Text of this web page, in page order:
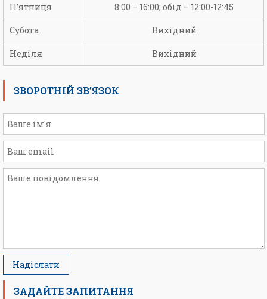
П’ятниця 8:00 – 16:00; обід – 12:00-12:45
Субота Вихідний
Неділя Вихідний
ЗВОРОТНІЙ ЗВ’ЯЗОК
ЗАДАЙТЕ ЗАПИТАННЯ